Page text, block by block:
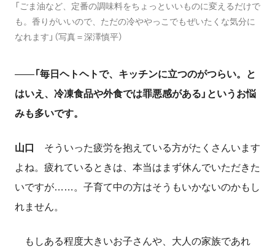
「ごま油など、定番の調味料をちょっといいものに変えるだけで
も。香りがいいので、ただの冷ややっこでもぜいたくな気分に
なれます」（写真＝深澤慎平）
――「毎日ヘトヘトで、キッチンに立つのがつらい。と
はいえ、冷凍食品や外食では罪悪感がある」というお悩
みも多いです。
山口
そういった疲労を抱えている方がたくさんいます
よね。疲れているときは、本当はまず休んでいただきた
いですが……。子育て中の方はそうもいかないのかもし
れません。
もしある程度大きいお子さんや、大人の家族であれ